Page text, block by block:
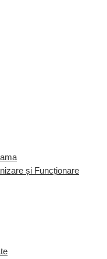
și Funcționare